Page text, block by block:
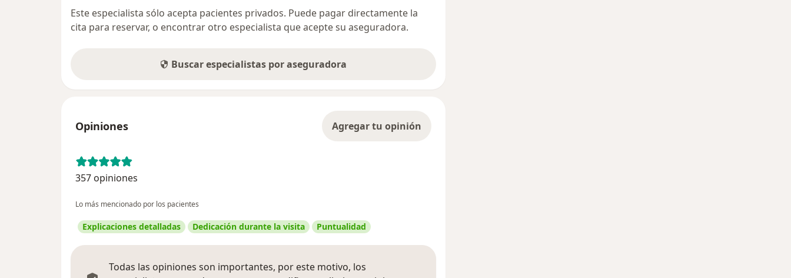
Este especialista sólo acepta pacientes privados. Puede pagar directamente la
cita para reservar, o encontrar otro especialista que acepte su aseguradora.
Buscar especialistas por aseguradora
Opiniones Agregar tu opinión
357 opiniones
Lo más mencionado por los pacientes
Explicaciones detalladas Dedicación durante la visita Puntualidad
Todas las opiniones son importantes, por este motivo, los